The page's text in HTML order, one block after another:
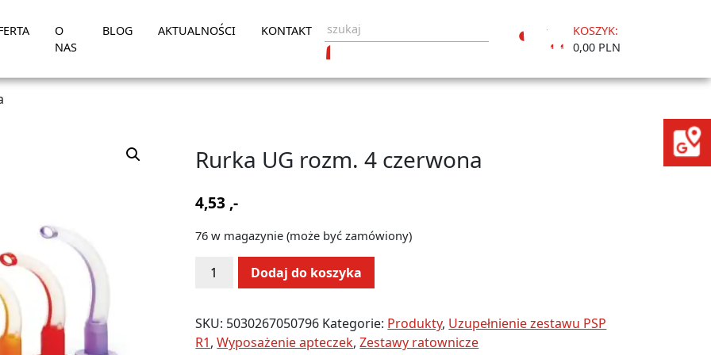
O
NAS
BLOG AKTUALNOŚCI KONTAKT
Moje
KOSZYK:
0,00 PLN
Rurka UG rozm. 4 czerwona
4,53 ,-
76 w magazynie (może być zamówiony)
ilość
rozm.
4
Dodaj do koszyka
Alternative:
SKU: 5030267050796 Kategorie: Produkty, Uzupełnienie zestawu PSP
R1,Wyposażenie apteczek,Zestawy ratownicze